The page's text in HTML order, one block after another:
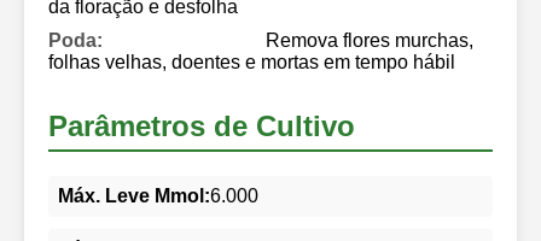
da floração e desfolha
Poda:
Remova flores murchas,
folhas velhas, doentes e mortas em tempo hábil
Parâmetros de Cultivo
Máx. Leve Mmol:6.000